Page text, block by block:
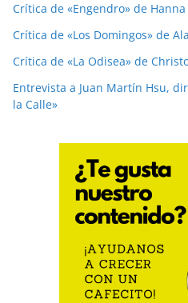
Crítica de «Engendro» de
Crítica de «Los Domingos» de
Crítica de «La Odisea» de
Entrevista a Juan Martín Hsu,
la Calle»